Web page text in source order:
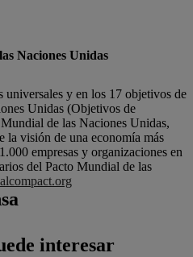
Naciones Unidas
universales y en los 17 objetivos de
Unidas (Objetivos de
de las Naciones Unidas,
la visión de una economía más
empresas y organizaciones en
del Pacto Mundial de las
interesar